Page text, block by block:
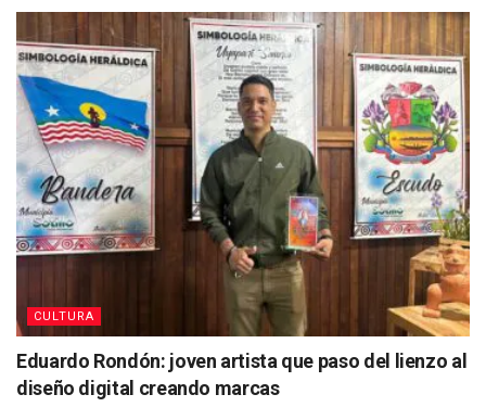
CULTURA
Eduardo Rondón: joven artista que paso del lienzo al
diseño digital creando marcas